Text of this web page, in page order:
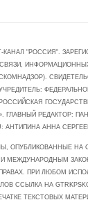
"РОССИЯ".
УЧРЕДИТЕЛЬ:
ГЛАВНЫЙ РЕДАКТОР:
АНТИПИНА АННА
ОПУБЛИКОВАННЫЕ НА
МЕЖДУНАРОДНЫМ
ПРИ ЛЮБОМ
ССЫЛКА НА
ТЕКСТОВЫХ